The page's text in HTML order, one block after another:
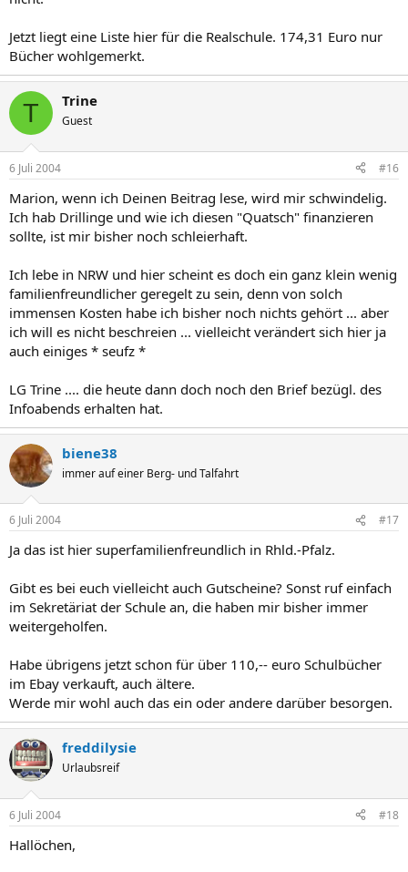
Jetzt liegt eine Liste hier für die Realschule. 174,31 Euro nur
Bücher wohlgemerkt.
T Trine
Guest
6 Juli 2004 #16
Marion, wenn ich Deinen Beitrag lese, wird mir schwindelig.
Ich hab Drillinge und wie ich diesen "Quatsch" finanzieren
sollte, ist mir bisher noch schleierhaft.
Ich lebe in NRW und hier scheint es doch ein ganz klein wenig
familienfreundlicher geregelt zu sein, denn von solch
immensen Kosten habe ich bisher noch nichts gehört ... aber
ich will es nicht beschreien ... vielleicht verändert sich hier ja
auch einiges * seufz *
LG Trine .... die heute dann doch noch den Brief bezügl. des
Infoabends erhalten hat.
biene38
immer auf einer Berg- und Talfahrt
6 Juli 2004 #17
Ja das ist hier superfamilienfreundlich in Rhld.-Pfalz.
Gibt es bei euch vielleicht auch Gutscheine? Sonst ruf einfach
im Sekretäriat der Schule an, die haben mir bisher immer
weitergeholfen.
Habe übrigens jetzt schon für über 110,-- euro Schulbücher
im Ebay verkauft, auch ältere.
Werde mir wohl auch das ein oder andere darüber besorgen.
freddilysie
Urlaubsreif
6 Juli 2004 #18
Hallöchen,